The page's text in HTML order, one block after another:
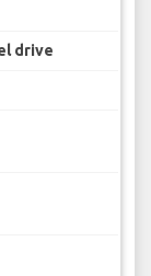
drive